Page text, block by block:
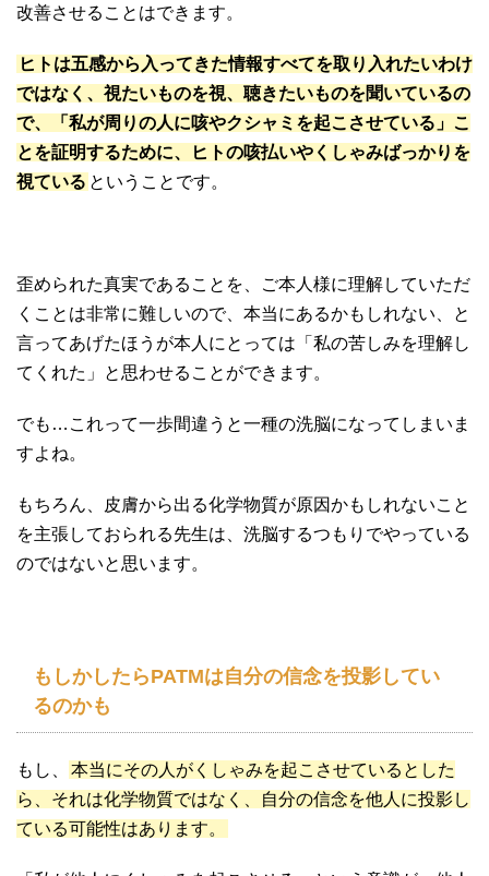
改善させることはできます。
ヒトは五感から入ってきた情報すべてを取り入れたいわけ
ではなく、視たいものを視、聴きたいものを聞いているの
で、「私が周りの人に咳やクシャミを起こさせている」こ
とを証明するために、ヒトの咳払いやくしゃみばっかりを
視ている ということです。
歪められた真実であることを、ご本人様に理解していただ
くことは非常に難しいので、本当にあるかもしれない、と
言ってあげたほうが本人にとっては「私の苦しみを理解し
てくれた」と思わせることができます。
でも…これって一歩間違うと一種の洗脳になってしまいま
すよね。
もちろん、皮膚から出る化学物質が原因かもしれないこと
を主張しておられる先生は、洗脳するつもりでやっている
のではないと思います。
もしかしたらPATMは自分の信念を投影してい
るのかも
もし、
本当にその人がくしゃみを起こさせているとした
ら、それは化学物質ではなく、自分の信念を他人に投影し
ている可能性はあります。